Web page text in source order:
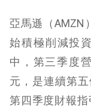
亞馬遜（AMZN
始積極削減投
中，第三季度
元，是連續第
第四季度財報指